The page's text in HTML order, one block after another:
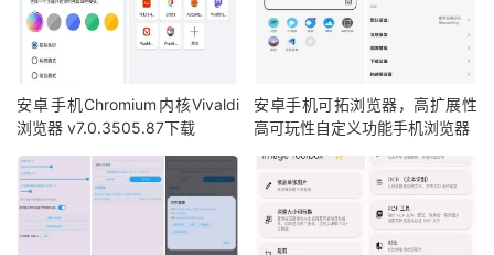
安卓手机Chromium内核Vivaldi
浏览器 v7.0.3505.87下载
安卓手机可拓浏览器，高扩展性
高可玩性自定义功能手机浏览器